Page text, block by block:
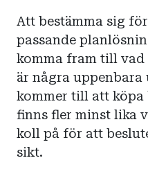
Att bestämma sig
passande
komma fram till
är några
kommer till att köpa
finns fler minst lika
koll på för att
sikt.